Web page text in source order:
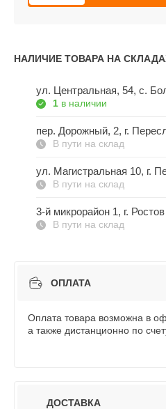
НАЛИЧИЕ ТОВАРА НА
ул. Центральная, 54, c.
1 в наличии
пер. Дорожный, 2, г.
В пути на склад
ул. Магистральная 10, г.
В пути на склад
3-й микрорайон 1, г.
В пути на склад
ОПЛАТА
Оплата товара возможна в
а также дистанционно по
ДОСТАВКА